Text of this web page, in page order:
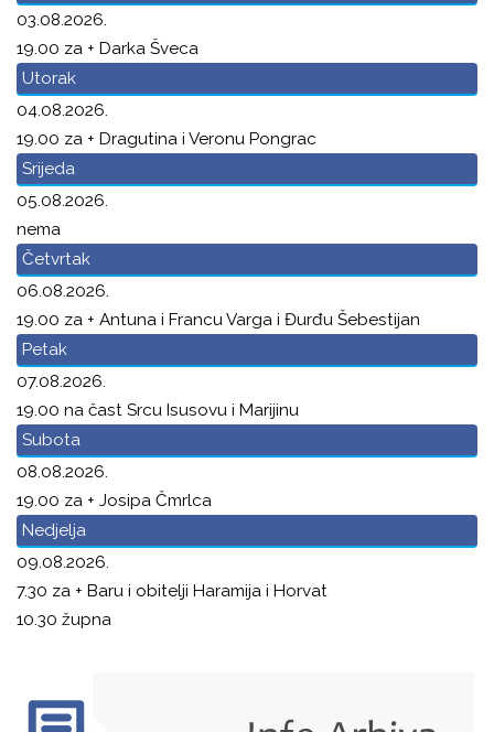
03.08.2026.
19.00 za + Darka Šveca
Utorak
04.08.2026.
19.00 za + Dragutina i Veronu Pongrac
Srijeda
05.08.2026.
nema
Četvrtak
06.08.2026.
19.00 za + Antuna i Francu Varga i Đurđu Šebestijan
Petak
07.08.2026.
19.00 na čast Srcu Isusovu i Marijinu
Subota
08.08.2026.
19.00 za + Josipa Čmrlca
Nedjelja
09.08.2026.
7.30 za + Baru i obitelji Haramija i Horvat
10.30 župna